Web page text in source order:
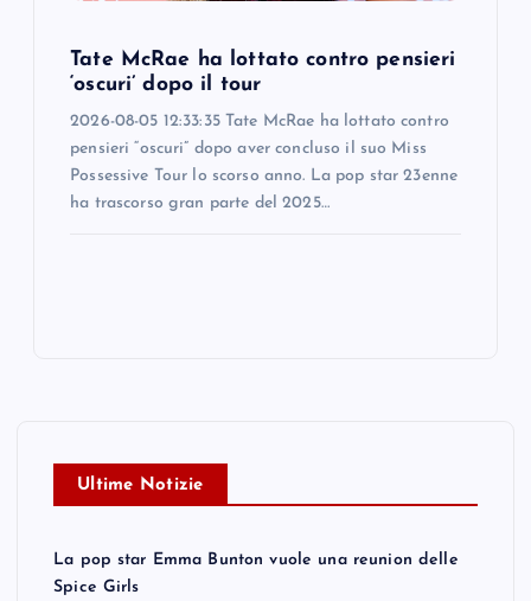
Tate McRae ha lottato contro pensieri
‘oscuri’ dopo il tour
2026-08-05 12:33:35 Tate McRae ha lottato contro
pensieri “oscuri” dopo aver concluso il suo Miss
Possessive Tour lo scorso anno. La pop star 23enne
ha trascorso gran parte del 2025…
Ultime Notizie
La pop star Emma Bunton vuole una reunion delle
Spice Girls